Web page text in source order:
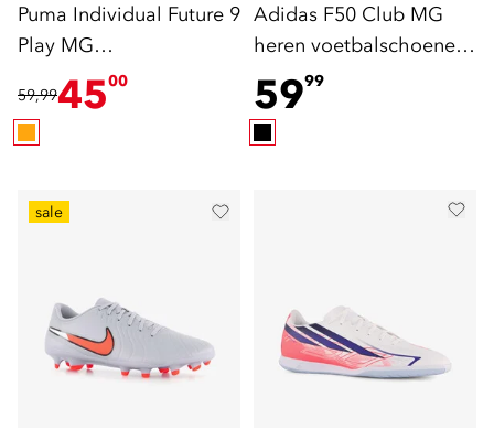
Puma Individual Future 9
Play MG
voetbalschoenen oranje
59,994500
Adidas F50 Club MG
heren voetbalschoenen
geel
5999
sale